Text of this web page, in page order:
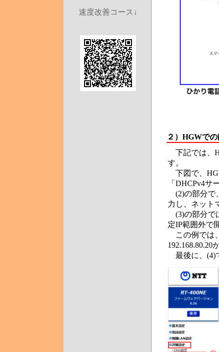
２）HGWで
下記では、
す。
下図で、
「DHCPv4サ
(2)の部分で
力し、ネット
(3)の部分で
定IP範囲外で
この例では
最後に、(4)
速度改善コース↓